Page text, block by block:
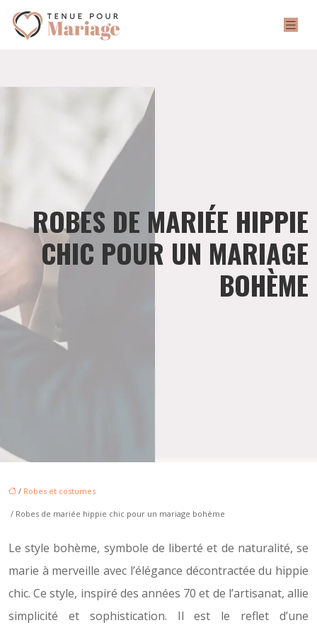
ROBES DE MARIÉE HIPPIE
CHIC POUR UN MARIAGE
BOHÈME
/ Robes et costumes
/ Robes de mariée hippie chic pour un mariage bohème
Le style bohème, symbole de liberté et de naturalité, se
marie à merveille avec l’élégance décontractée du hippie
chic. Ce style, inspiré des années 70 et de l’artisanat, allie
simplicité et sophistication. Il est le reflet d’une